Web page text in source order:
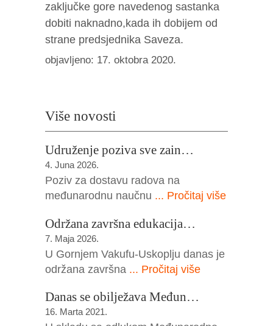
zaključke gore navedenog sastanka
dobiti naknadno,kada ih dobijem od
strane predsjednika Saveza.
objavljeno: 17. oktobra 2020.
Više novosti
Udruženje poziva sve zain…
4. Juna 2026.
Poziv za dostavu radova na
međunarodnu naučnu ... Pročitaj više
Održana završna edukacija…
7. Maja 2026.
U Gornjem Vakufu-Uskoplju danas je
održana završna ... Pročitaj više
Danas se obilježava Međun…
16. Marta 2021.